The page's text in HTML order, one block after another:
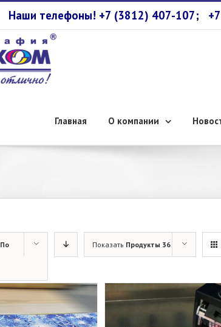
Наши телефоны! +7 (3812) 407-107;
Главная О компании
По Показать Продукты 36